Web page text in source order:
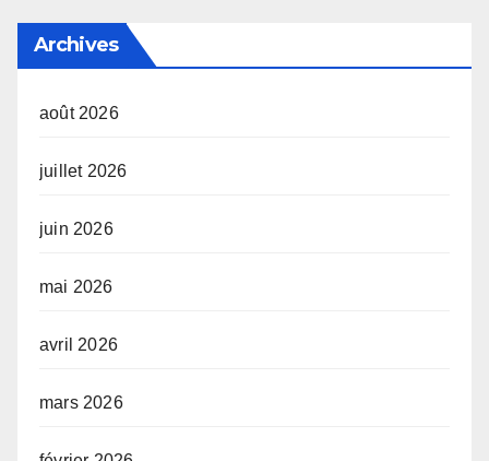
Archives
août 2026
juillet 2026
juin 2026
mai 2026
avril 2026
mars 2026